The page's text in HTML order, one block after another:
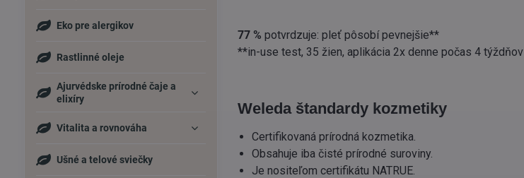
77 %potvrdzuje: pleť pôsobí pevnejšie**
**in-use test, 35 žien, aplikácia 2x denne počas 4 týždňov
Weleda štandardy kozmetiky
Certifikovaná prírodná kozmetika.
Obsahuje iba čisté prírodné suroviny.
Je nositeľom certifikátu NATRUE.
Eko pre alergikov
Rastlinné oleje
Ajurvédske prírodné čaje a
elixíry
Vitalita a rovnováha
Ušné a telové sviečky